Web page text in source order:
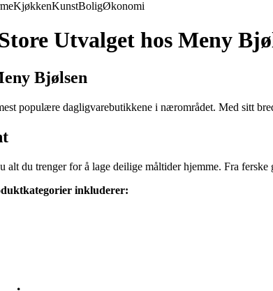
KjøkkenKunstBoligØkonomi
Utvalget hos Meny
Bjølsen
populære dagligvarebutikkene i nærområdet. Med sitt
alt du trenger for å lage deilige måltider hjemme. Fra
inkluderer: